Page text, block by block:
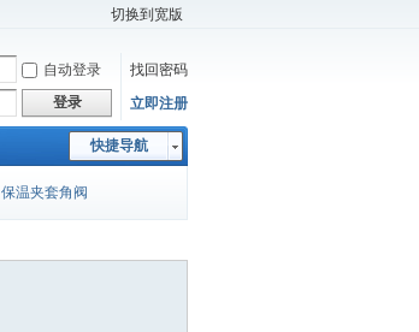
切换到宽版
自动登录
找回密码
登录 立即注册
快捷导航
保温夹套角阀